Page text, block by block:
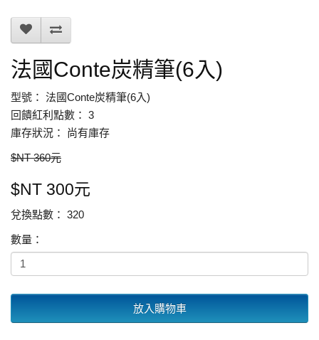
法國Conte炭精筆(6入)
型號： 法國Conte炭精筆(6入)
回饋紅利點數： 3
庫存狀況： 尚有庫存
$NT 360元
$NT 300元
兌換點數： 320
數量：
放入購物車